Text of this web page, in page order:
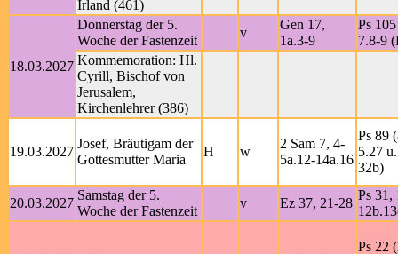
Irland (461)
18.03.2027
Donnerstag der 5.
Woche der Fastenzeit
v
Gen 17,
1a.3-9
Ps
7.8-9
Kommemoration: Hl.
Cyrill, Bischof von
Jerusalem,
Kirchenlehrer (386)
19.03.2027
Josef, Bräutigam der
Gottesmutter Maria
H w
2 Sam 7, 4-
5a.12-14a.16
Ps 89
5.27
32b)
20.03.2027
Samstag der 5.
Woche der Fastenzeit
v Ez 37, 21-28
Ps 31,
Ps 22